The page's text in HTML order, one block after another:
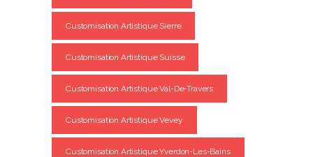
Customisation Artistique Sierre
Customisation Artistique Suisse
Customisation Artistique Val-De-Travers
Customisation Artistique Vevey
Customisation Artistique Yverdon-Les-Bains